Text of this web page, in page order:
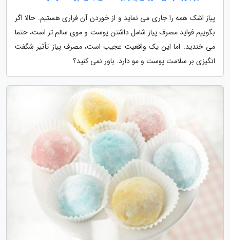
پیاز اشک همه را جاری می نماید و از خوردن آن فراری هستیم. حالا اگر
بگوییم فواید مصرف پیاز شامل داشتن پوست و موی سالم تر است، حتما
می خندید. اما این یک واقعیت عجیب است، مصرف پیاز تأثیر شگفت
انگیزی بر سلامت پوست و مو دارد. باور نمی کنید؟